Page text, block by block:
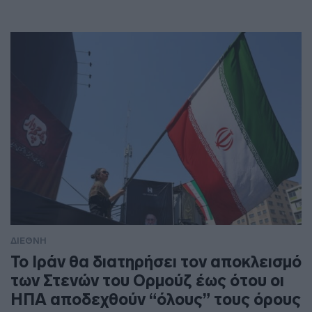
ΔΙΕΘΝΗ
To Ιράν θα διατηρήσει τον αποκλεισμό
των Στενών του Ορμούζ έως ότου οι
ΗΠΑ αποδεχθούν “όλους” τους όρους